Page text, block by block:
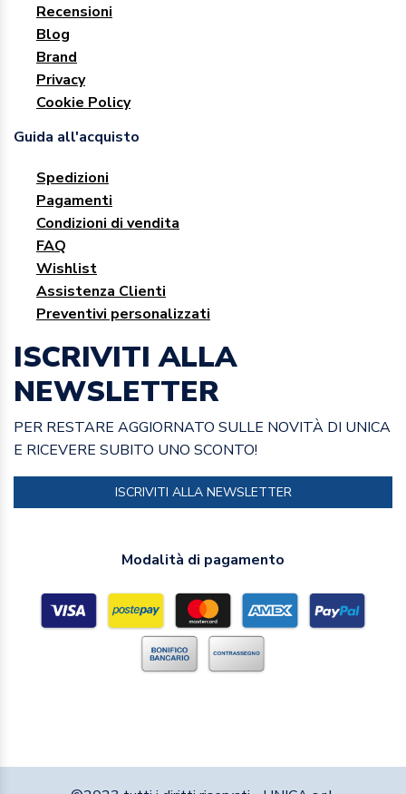
Recensioni
Blog
Brand
Privacy
Cookie Policy
Guida all'acquisto
Spedizioni
Pagamenti
Condizioni di vendita
FAQ
Wishlist
Assistenza Clienti
Preventivi personalizzati
ISCRIVITI ALLA
NEWSLETTER
PER RESTARE AGGIORNATO SULLE NOVITÀ DI UNICA
E RICEVERE SUBITO UNO SCONTO!
ISCRIVITI ALLA NEWSLETTER
Modalità di pagamento